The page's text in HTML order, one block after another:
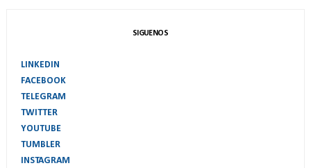
SIGUENOS
LINKEDIN
FACEBOOK
TELEGRAM
TWITTER
YOUTUBE
TUMBLER
INSTAGRAM